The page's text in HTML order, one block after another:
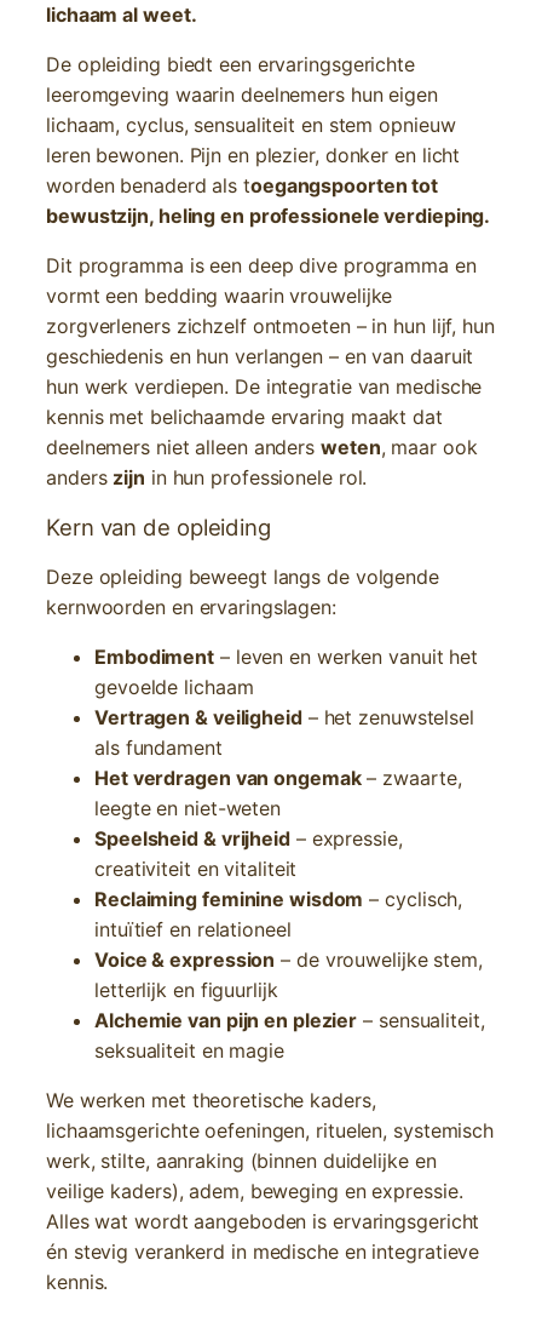
lichaam al weet.
De opleiding biedt een ervaringsgerichte
leeromgeving waarin deelnemers hun eigen
lichaam, cyclus, sensualiteit en stem opnieuw
leren bewonen. Pijn en plezier, donker en licht
worden benaderd als toegangspoorten tot
bewustzijn, heling en professionele verdieping.
Dit programma is een deep dive programma en
vormt een bedding waarin vrouwelijke
zorgverleners zichzelf ontmoeten – in hun lijf, hun
geschiedenis en hun verlangen – en van daaruit
hun werk verdiepen. De integratie van medische
kennis met belichaamde ervaring maakt dat
deelnemers niet alleen anders weten, maar ook
anders zijn in hun professionele rol.
Kern van de opleiding
Deze opleiding beweegt langs de volgende
kernwoorden en ervaringslagen:
Embodiment – leven en werken vanuit het
gevoelde lichaam
Vertragen & veiligheid– het zenuwstelsel
als fundament
Het verdragen van ongemak– zwaarte,
leegte en niet-weten
Speelsheid & vrijheid– expressie,
creativiteit en vitaliteit
Reclaiming feminine wisdom – cyclisch,
intuïtief en relationeel
Voice & expression – de vrouwelijke stem,
letterlijk en figuurlijk
Alchemie van pijn en plezier – sensualiteit,
seksualiteit en magie
We werken met theoretische kaders,
lichaamsgerichte oefeningen, rituelen, systemisch
werk, stilte, aanraking (binnen duidelijke en
veilige kaders), adem, beweging en expressie.
Alles wat wordt aangeboden is ervaringsgericht
én stevig verankerd in medische en integratieve
kennis.